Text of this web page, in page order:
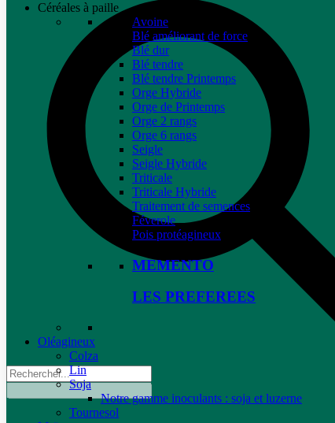
Céréales à paille
Avoine
Blé améliorant de force
Blé dur
Blé tendre
Blé tendre Printemps
Orge Hybride
Orge de Printemps
Orge 2 rangs
Orge 6 rangs
Seigle
Seigle Hybride
Triticale
Triticale Hybride
Traitement de semences
Féverole
Pois protéagineux
MEMENTO
LES PREFEREES
Oléagineux
Colza
Lin
Soja
Notre gamme inoculants : soja et luzerne
Tournesol